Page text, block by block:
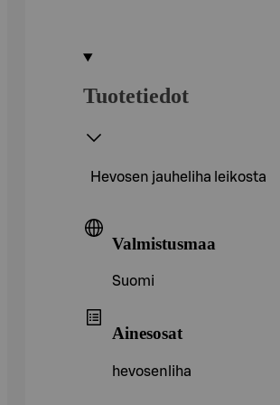
Tuotetiedot
Hevosen jauheliha leikosta
Valmistusmaa
Suomi
Ainesosat
hevosenliha